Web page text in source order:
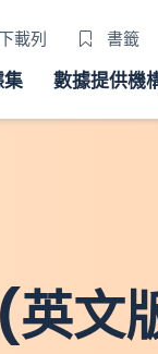
載列 書籤
數據提供機
英文